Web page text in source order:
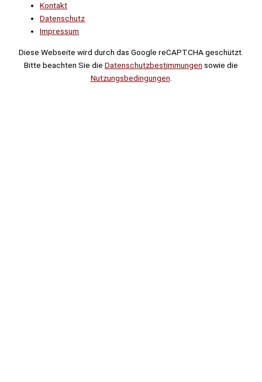
Kontakt
Datenschutz
Impressum
Diese Webseite wird durch das Google reCAPTCHA geschützt.
Bitte beachten Sie die Datenschutzbestimmungen sowie die
Nutzungsbedingungen